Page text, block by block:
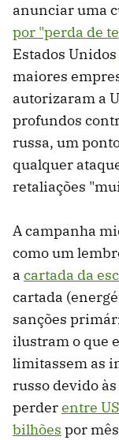
anunciar uma
por "perda de
Estados Unidos
maiores
autorizaram a
profundos
russa, um
qualquer
retaliações
A campanha
como um
a cartada da
cartada
sanções
ilustram o que
limitassem as
russo devido
perderentre
bilhões por